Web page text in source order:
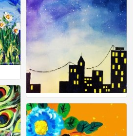
手绘 水彩 星空 夜景 城市
11